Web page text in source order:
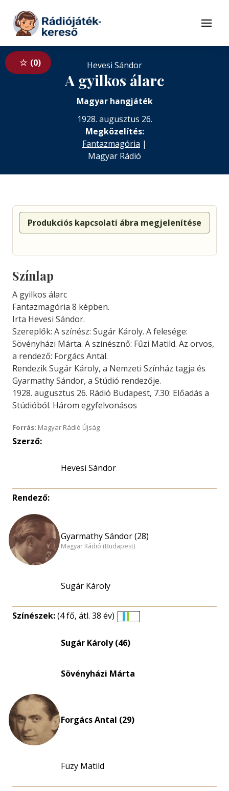
Tovább a tartalomhoz
Menü
0 Hevesi Sándor
A gyilkos álarc
Magyar hangjáték
1928. augusztus 26.
Megközelítés:
Fantazmagória |
Magyar Rádió
Produkciós kapcsolati ábra megjelenítése
Színlap
A gyilkos álarc
Fantazmagória 8 képben.
Irta Hevesi Sándor.
Szereplők: A színész: Sugár Károly. A felesége:
Sövényházi Márta. A színésznő: Fűzi Matild. Az orvos,
a rendező: Forgács Antal.
Rendezik Sugár Károly, a Nemzeti Színház tagja és
Gyarmathy Sándor, a Stúdió rendezője.
1928. augusztus 26. Rádió Budapest, 7.30: Előadás a
Stúdióból. Három egyfelvonásos
Forrás: Magyar Rádió Újság
Szerző:
Hevesi Sándor
Rendező:
Gyarmathy Sándor (28)
Magyar Rádió (Budapest)
Sugár Károly
Színészek:(4 fő, átl. 38 év)
eloszlás
Sugár Károly (46)
Sövényházi Márta
Forgács Antal (29)
Füzy Matild